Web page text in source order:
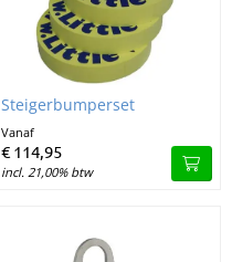
Image Steigerbumperset
Steigerbumperset
Vanaf
€ 114,95
incl. 21,00% btw